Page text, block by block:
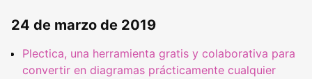
24 de marzo de 2019
Plectica, una herramienta gratis y colaborativa para
convertir en diagramas prácticamente cualquier